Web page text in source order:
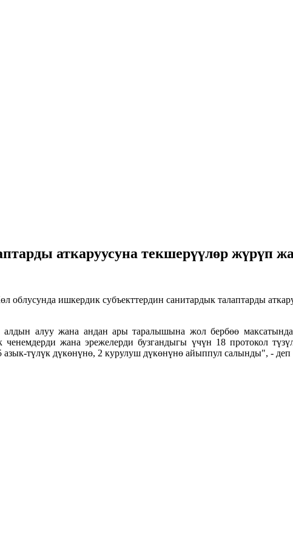
аткаруусуна текшерүүлөр жүрүп
облусунда ишкердик субъекттердин санитардык талаптарды
алуу жана андан ары таралышына жол бербөө
жана эрежелерди бузгандыгы үчүн 18 протокол
түлүк дүкөнүнө, 2 курулуш дүкөнүнө айыппул салынды", - деп